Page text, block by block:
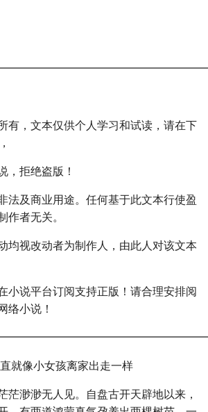
有，文本仅供个人学习和试读，请在下
，拒绝盗版！
法及商业用途。任何基于此文本行使盈
作者无关。
均视改动者为制作人，由此人对该文本
小说平台订阅支持正版！请合理安排阅
络小说！
就像小女孩离家出走一样
茫渺渺无人见。自盘古开天辟地以来，